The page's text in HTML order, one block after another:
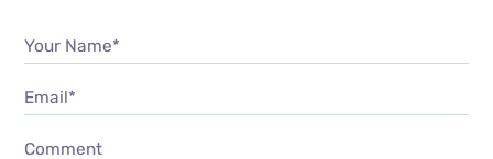
Your Name*
Email*
Comment